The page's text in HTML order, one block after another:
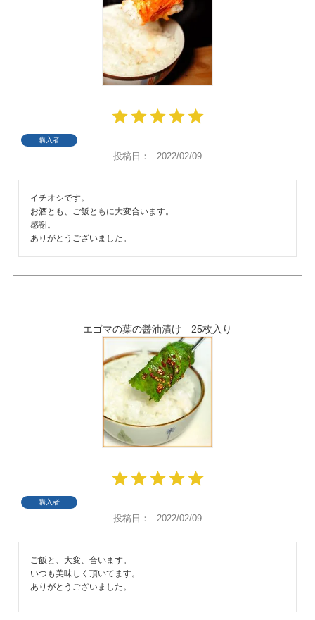
購入者
投稿日 2022/02/09
イチオシです。
お酒とも、ご飯ともに大変合います。
感謝。
ありがとうございました。
エゴマの葉の醤油漬け 25枚入り
購入者
投稿日 2022/02/09
ご飯と、大変、合います。
いつも美味しく頂いてます。
ありがとうございました。